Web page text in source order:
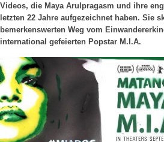
Videos, die Maya Arulpragasm und ihre
letzten 22 Jahre aufgezeichnet haben. Sie
bemerkenswerten Weg vom
international gefeierten Popstar M.I.A.